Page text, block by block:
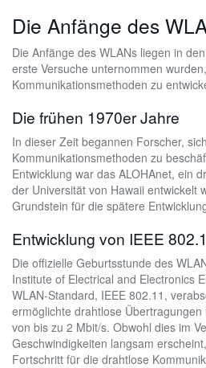
Die Anfänge des
Die Anfänge des WLANs liegen in
erste Versuche unternommen
Kommunikationsmethoden zu
Die frühen 1970er Jahre
In dieser Zeit begannen Forscher,
Kommunikationsmethoden zu
Entwicklung war das ALOHAnet, ein
der Universität von Hawaii entwickelt
Grundstein für die spätere
Entwicklung von IEEE
Die offizielle Geburtsstunde des
Institute of Electrical and Electronics
WLAN-Standard, IEEE 802.11,
ermöglichte drahtlose
von bis zu 2 Mbit/s. Obwohl dies im
Geschwindigkeiten langsam
Fortschritt für die drahtlose